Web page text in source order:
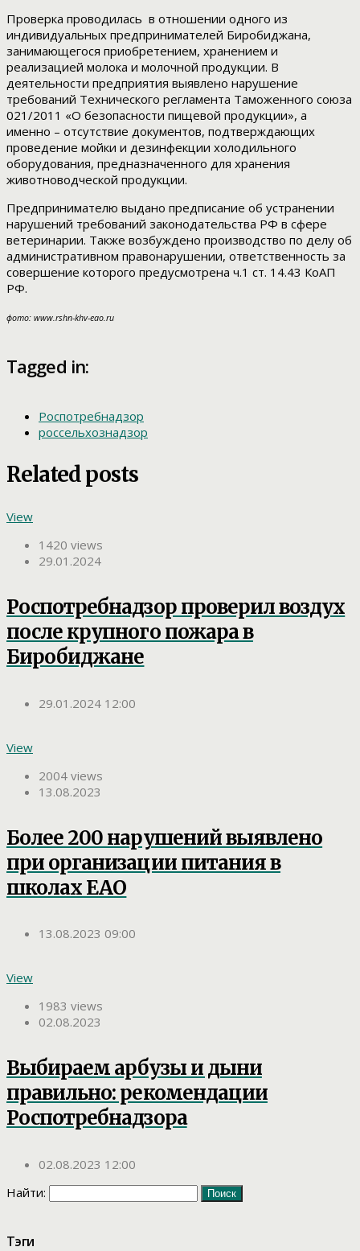
Проверка проводилась в отношении одного из
индивидуальных предпринимателей Биробиджана,
занимающегося приобретением, хранением и
реализацией молока и молочной продукции. В
деятельности предприятия выявлено нарушение
требований Технического регламента Таможенного союза
021/2011 «О безопасности пищевой продукции», а
именно – отсутствие документов, подтверждающих
проведение мойки и дезинфекции холодильного
оборудования, предназначенного для хранения
животноводческой продукции.
Предпринимателю выдано предписание об устранении
нарушений требований законодательства РФ в сфере
ветеринарии. Также возбуждено производство по делу об
административном правонарушении, ответственность за
совершение которого предусмотрена ч.1 ст. 14.43 КоАП
РФ.
фото: www.rshn-khv-eao.ru
Tagged in:
Роспотребнадзор
россельхознадзор
Related posts
View
1420 views
29.01.2024
Роспотребнадзор проверил воздух
после крупного пожара в
Биробиджане
29.01.2024 12:00
View
2004 views
13.08.2023
Более 200 нарушений выявлено
при организации питания в
школах ЕАО
13.08.2023 09:00
View
1983 views
02.08.2023
Выбираем арбузы и дыни
правильно: рекомендации
Роспотребнадзора
02.08.2023 12:00
Найти:
Тэги